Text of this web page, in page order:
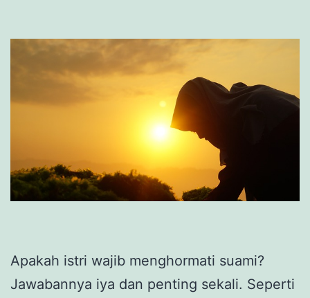
Apakah istri wajib menghormati suami?
Jawabannya iya dan penting sekali. Seperti